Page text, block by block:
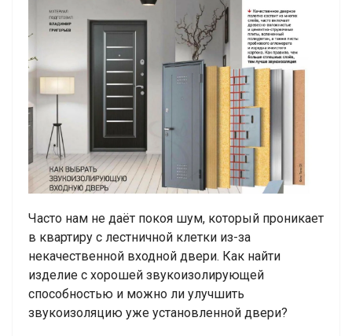
Часто нам не даёт покоя шум, который проникает
в квартиру с лестничной клетки из-за
некачественной входной двери. Как найти
изделие с хорошей звукоизолирующей
способностью и можно ли улучшить
звукоизоляцию уже установленной двери?